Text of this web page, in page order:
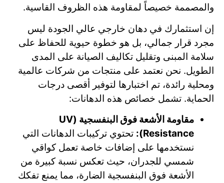
والمصممة خصيصاً لمقاومة هذه الظروف القاسية.
إن استثمارك في دهان خارجي عالي الجودة ليس
مجرد قرار جمالي، بل هو خطوة حيوية للحفاظ على
سلامة المبنى وتقليل تكاليف الصيانة على المدى
الطويل. نحن نعتمد على منتجات من شركات عالمية
ومحلية رائدة، تم اختبارها لتوفير أقصى درجات
الحماية. تشمل خصائص هذه الدهانات:
مقاومة الأشعة فوق البنفسجية (UV
Resistance):
تحتوي تركيبات الدهانات التي
نستخدمها على إضافات خاصة تعمل كواقي
شمسي للجدران، حيث تعكس نسبة كبيرة من
الأشعة فوق البنفسجية الضارة، مما يمنع تفكك